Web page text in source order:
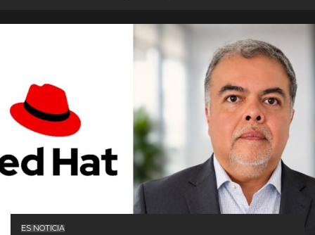
ES NOTICIA